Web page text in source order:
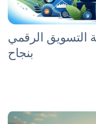
التسويق الرقمي
بنجاح